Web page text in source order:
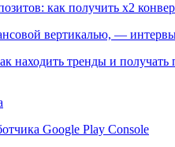
как получить х2
вертикалью, —
находить тренды и
Google Play Console